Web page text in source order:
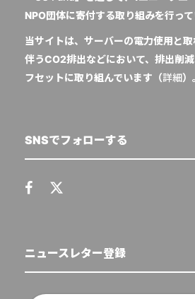
NPO団体に寄付する取り組みを行って
当サイトは、サーバーの電力使用と
伴うCO2排出などにおいて、排出削
フセットに取り組んでいます（詳細）
SNSでフォローする
ニュースレター登録